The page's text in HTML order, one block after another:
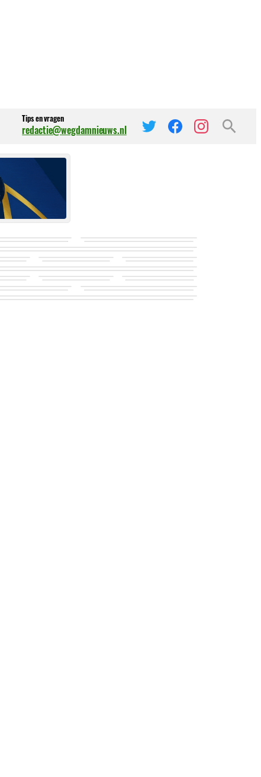
Tips en vragen
redactie@wegdamnieuws.nl